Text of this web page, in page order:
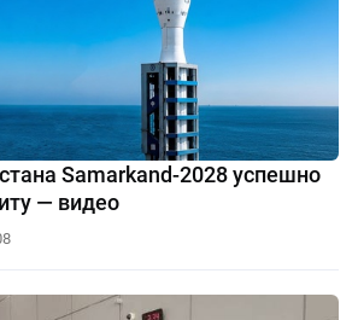
Samarkand-2028 успешно
— видео